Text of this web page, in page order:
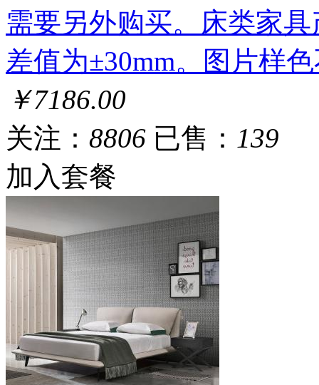
需要另外购买。床类家
差值为±30mm。图片样
￥7186.00
关注： 8806 已售： 139
加入套餐